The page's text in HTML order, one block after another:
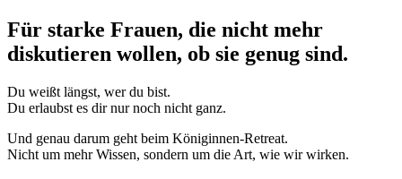
Für starke Frauen, die nicht mehr
diskutieren wollen, ob sie genug sind.
Du weißt längst, wer du bist.
Du erlaubst es dir nur noch nicht ganz.
Und genau darum geht beim Königinnen-Retreat.
Nicht um mehr Wissen, sondern um die Art, wie wir wirken.